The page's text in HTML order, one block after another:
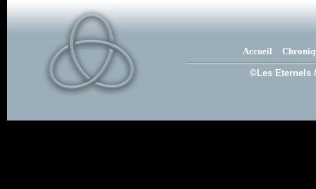
Accueil
©Les Eternels